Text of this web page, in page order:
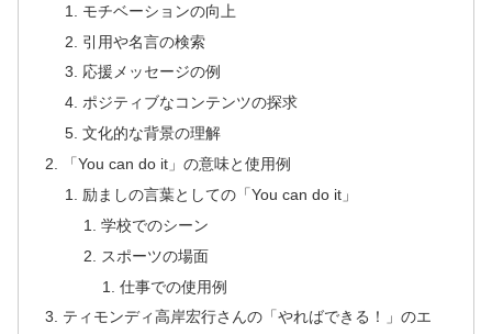
モチベーションの向上
引用や名言の検索
応援メッセージの例
ポジティブなコンテンツの探求
文化的な背景の理解
「You can do it」の意味と使用例
励ましの言葉としての「You can do it」
学校でのシーン
スポーツの場面
仕事での使用例
ティモンディ高岸宏行さんの「やればできる！」のエ